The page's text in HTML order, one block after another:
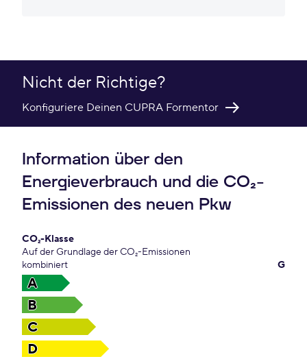
Nicht der Richtige?
Konfiguriere Deinen CUPRA Formentor
Information über den
Energieverbrauch und die CO₂-
Emissionen des neuen Pkw
CO₂-Klasse
Auf der Grundlage der CO₂-Emissionen
kombiniert
G
A
B
C
D